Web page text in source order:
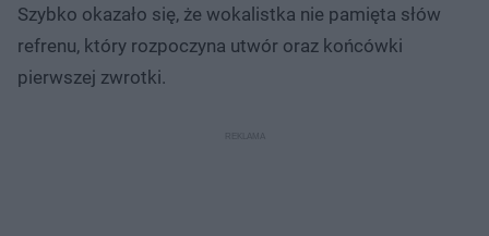
Szybko okazało się, że wokalistka nie pamięta słów
refrenu, który rozpoczyna utwór oraz końcówki
pierwszej zwrotki.